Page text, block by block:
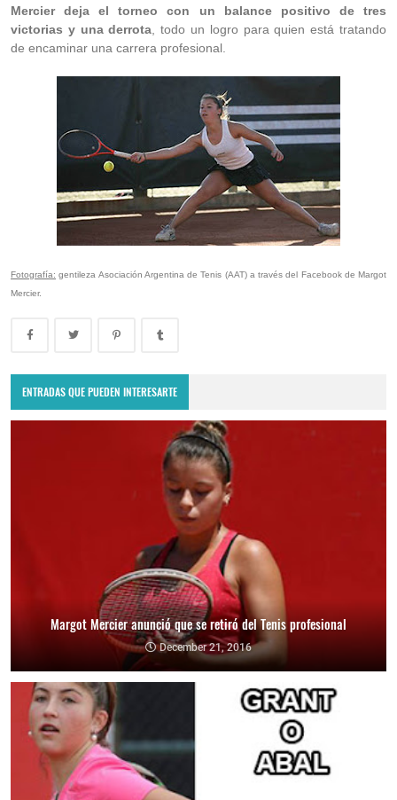
Mercier deja el torneo con un balance positivo de tres
victorias y una derrota , todo un logro para quien está tratando
de encaminar una carrera profesional.
Fotografía: gentileza Asociación Argentina de Tenis (AAT) a través del Facebook de Margot
Mercier.
ENTRADAS QUE PUEDEN INTERESARTE
Margot Mercier anunció que se retiró del Tenis profesional
December 21, 2016